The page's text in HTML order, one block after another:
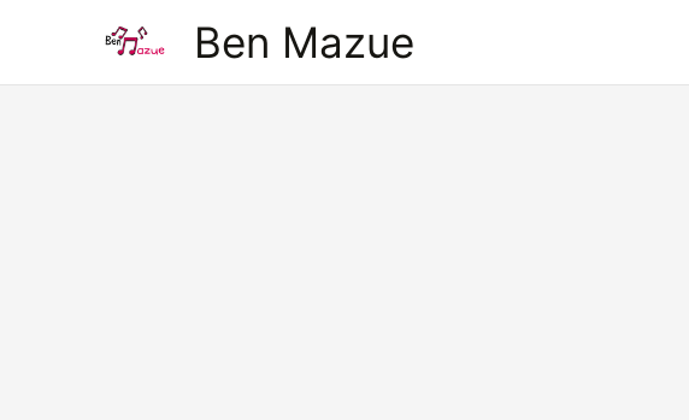
Ben Mazue